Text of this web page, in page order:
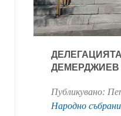
ДЕМЕРДЖИЕВ
Публикувано:
Народно